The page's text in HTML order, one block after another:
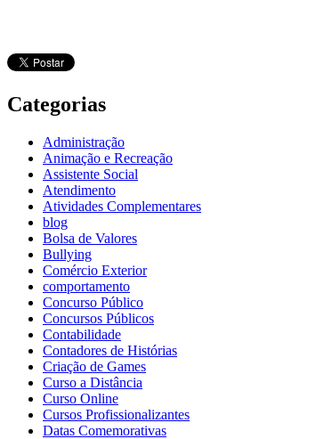
Categorias
Administração
Animação e Recreação
Assistente Social
Atendimento
Atividades Complementares
blog
Bolsa de Valores
Bullying
Comércio Exterior
comportamento
Concurso Público
Concursos Públicos
Contabilidade
Contadores de Histórias
Criação de Games
Curso a Distância
Curso Online
Cursos Profissionalizantes
Datas Comemorativas